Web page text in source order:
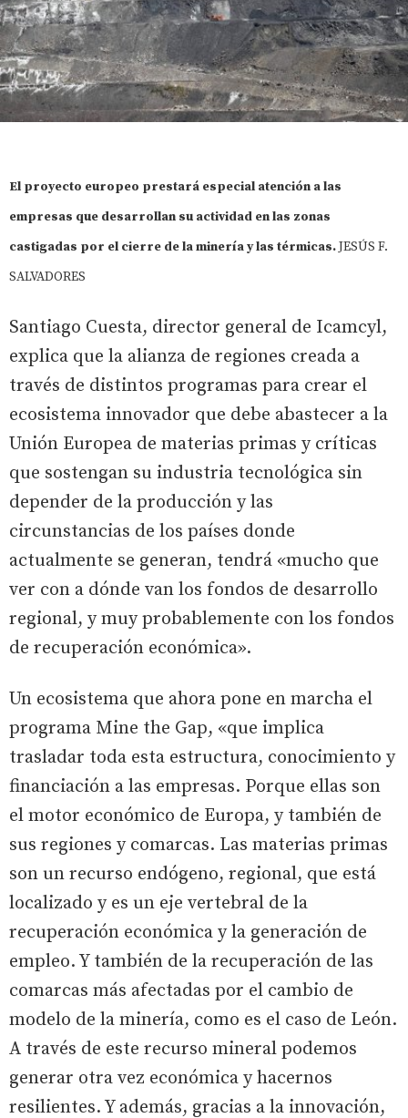
El proyecto europeo prestará especial atención a las
empresas que desarrollan su actividad en las zonas
castigadas por el cierre de la minería y las térmicas.JESÚS F.
SALVADORES
Santiago Cuesta, director general de Icamcyl,
explica que la alianza de regiones creada a
través de distintos programas para crear el
ecosistema innovador que debe abastecer a la
Unión Europea de materias primas y críticas
que sostengan su industria tecnológica sin
depender de la producción y las
circunstancias de los países donde
actualmente se generan, tendrá «mucho que
ver con a dónde van los fondos de desarrollo
regional, y muy probablemente con los fondos
de recuperación económica».
Un ecosistema que ahora pone en marcha el
programa Mine the Gap, «que implica
trasladar toda esta estructura, conocimiento y
financiación a las empresas. Porque ellas son
el motor económico de Europa, y también de
sus regiones y comarcas. Las materias primas
son un recurso endógeno, regional, que está
localizado y es un eje vertebral de la
recuperación económica y la generación de
empleo. Y también de la recuperación de las
comarcas más afectadas por el cambio de
modelo de la minería, como es el caso de León.
A través de este recurso mineral podemos
generar otra vez económica y hacernos
resilientes. Y además, gracias a la innovación,